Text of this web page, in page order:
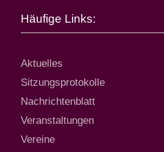
Häufige Links:
Aktuelles
Sitzungsprotokolle
Nachrichtenblatt
Veranstaltungen
Vereine